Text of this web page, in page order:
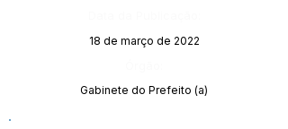
18 de março de 2022
Gabinete do Prefeito (a)